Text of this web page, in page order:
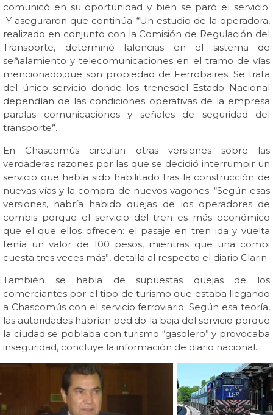
comunicó en su oportunidad y bien se paró el servicio.
Y aseguraron que continúa: “Un estudio de la operadora,
realizado en conjunto con la Comisión de Regulación del
Transporte, determinó falencias en el sistema de
señalamiento y telecomunicaciones en el tramo de vías
mencionado,que son propiedad de Ferrobaires. Se trata
del único servicio donde los trenesdel Estado Nacional
dependían de las condiciones operativas de la empresa
paralas comunicaciones y señales de seguridad del
transporte”.
En Chascomús circulan otras versiones sobre las
verdaderas razones por las que se decidió interrumpir un
servicio que había sido habilitado tras la construcción de
nuevas vías y la compra de nuevos vagones. “Según esas
versiones, habría habido quejas de los operadores de
combis porque el servicio del tren es más económico
que el que ellos ofrecen: el pasaje en tren ida y vuelta
tenía un valor de 100 pesos, mientras que una combi
cuesta tres veces más”, detalla al respecto el diario Clarin.
También se habla de supuestas quejas de los
comerciantes por el tipo de turismo que estaba llegando
a Chascomús con el servicio ferroviario. Según esa teoría,
las autoridades habrían pedido la baja del servicio porque
la ciudad se poblaba con turismo “gasolero” y provocaba
inseguridad, concluye la información de diario nacional.